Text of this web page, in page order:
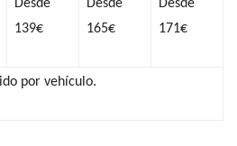
Desde
139€
Desde
165€
Desde
171€
por vehículo.